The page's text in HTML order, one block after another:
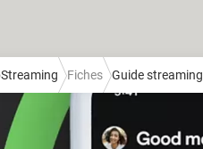
Streaming Fiches Guide streaming